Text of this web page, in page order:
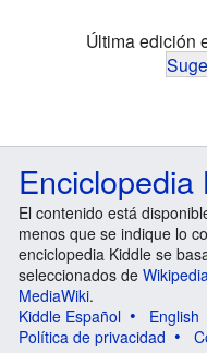
Última edición
Enciclopedia
El contenido está
menos que se indique lo
enciclopedia Kiddle se
seleccionados de
MediaWiki.
Kiddle Español
English
Política de privacidad